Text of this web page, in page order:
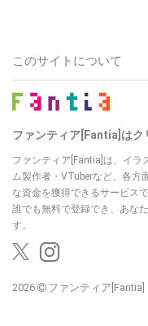
このサイトについて
ファンティア[Fantia]はク
ファンティア[Fantia]は、イラ
ム製作者・VTuberなど、各方
な資金を獲得できるサービスで
誰でも無料で登録でき、あな
す。
2026 ファンティア[Fantia]